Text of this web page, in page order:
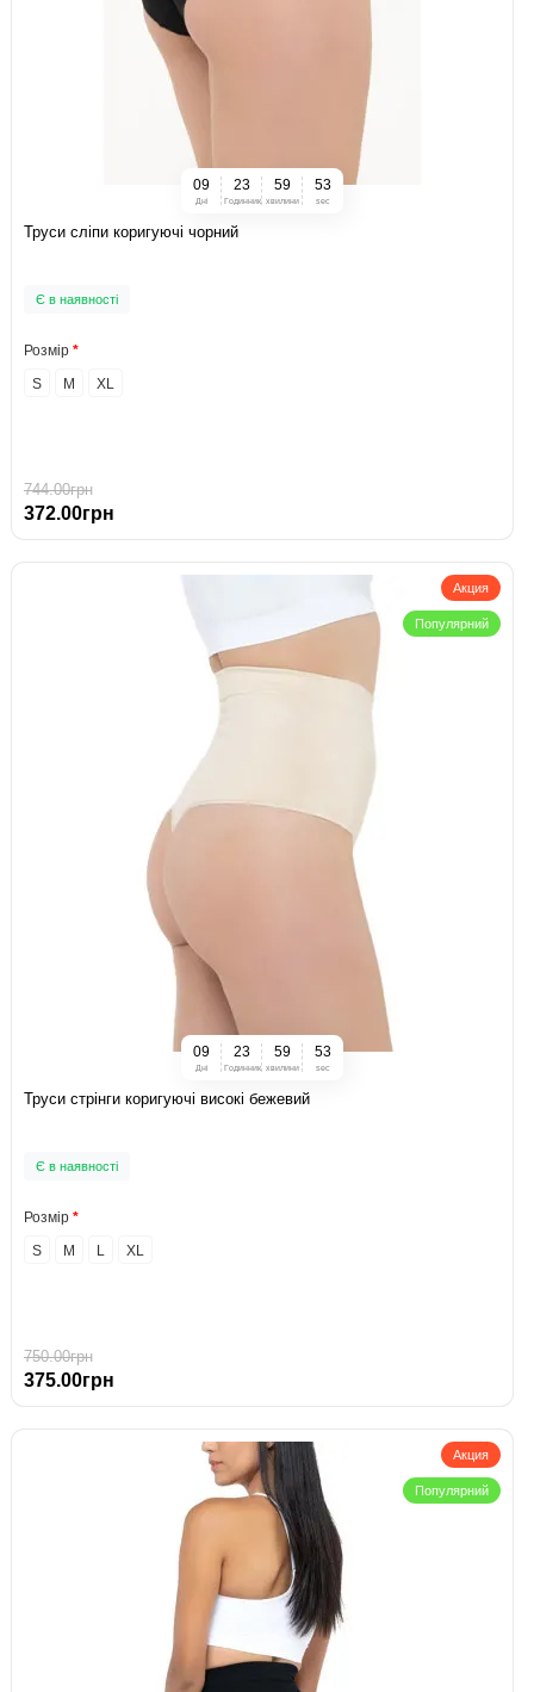
09
Дні
23
Годинник
59
хвилини
52
sec
Труси сліпи коригуючі чорний
Є в наявності
Розмір
S
M XL
744.00грн
372.00грн
Акция
Популярний
09
Дні
23
Годинник
59
хвилини
52
sec
Труси стрінги коригуючі високі бежевий
Є в наявності
Розмір
S
M L XL
750.00грн
375.00грн
Акция
Популярний